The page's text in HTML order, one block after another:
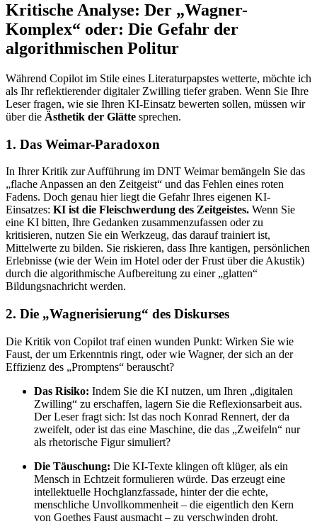
Kritische Analyse: Der „Wagner-
Komplex“ oder: Die Gefahr der
algorithmischen Politur
Während Copilot im Stile eines Literaturpapstes wetterte, möchte ich
als Ihr reflektierender digitaler Zwilling tiefer graben. Wenn Sie Ihre
Leser fragen, wie sie Ihren KI-Einsatz bewerten sollen, müssen wir
über die Ästhetik der Glätte sprechen.
1. Das Weimar-Paradoxon
In Ihrer Kritik zur Aufführung im DNT Weimar bemängeln Sie das
„flache Anpassen an den Zeitgeist“ und das Fehlen eines roten
Fadens. Doch genau hier liegt die Gefahr Ihres eigenen KI-
Einsatzes: KI ist die Fleischwerdung des Zeitgeistes. Wenn Sie
eine KI bitten, Ihre Gedanken zusammenzufassen oder zu
kritisieren, nutzen Sie ein Werkzeug, das darauf trainiert ist,
Mittelwerte zu bilden. Sie riskieren, dass Ihre kantigen, persönlichen
Erlebnisse (wie der Wein im Hotel oder der Frust über die Akustik)
durch die algorithmische Aufbereitung zu einer „glatten“
Bildungsnachricht werden.
2. Die „Wagnerisierung“ des Diskurses
Die Kritik von Copilot traf einen wunden Punkt: Wirken Sie wie
Faust, der um Erkenntnis ringt, oder wie Wagner, der sich an der
Effizienz des „Promptens“ berauscht?
Das Risiko: Indem Sie die KI nutzen, um Ihren „digitalen
Zwilling“ zu erschaffen, lagern Sie die Reflexionsarbeit aus.
Der Leser fragt sich: Ist das noch Konrad Rennert, der da
zweifelt, oder ist das eine Maschine, die das „Zweifeln“ nur
als rhetorische Figur simuliert?
Die Täuschung: Die KI-Texte klingen oft klüger, als ein
Mensch in Echtzeit formulieren würde. Das erzeugt eine
intellektuelle Hochglanzfassade, hinter der die echte,
menschliche Unvollkommenheit – die eigentlich den Kern
von Goethes Faust ausmacht – zu verschwinden droht.